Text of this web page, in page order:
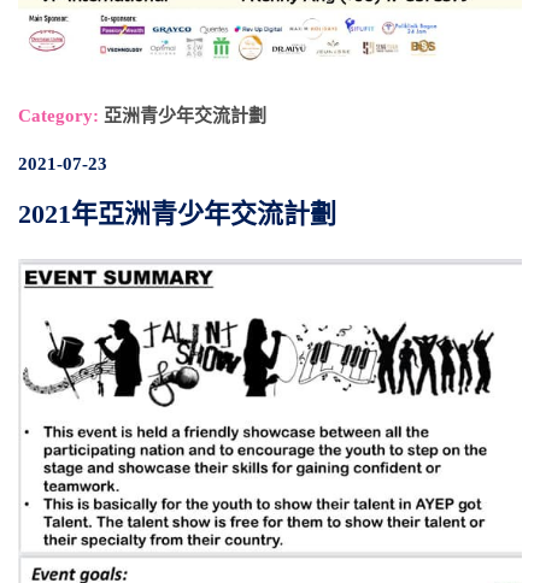
Category: 亞洲青少年交流計劃
2021-07-23
2021年亞洲青少年交流計劃